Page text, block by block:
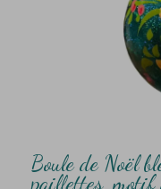
Boule de Noël
paillettes, motif